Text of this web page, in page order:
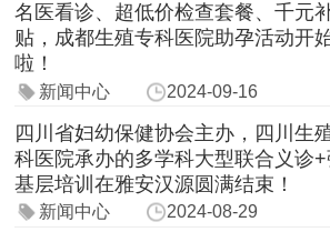
名医看诊、超低价检查套餐、千元
贴，成都生殖专科医院助孕活动开
啦！
新闻中心 2024-09-16
四川省妇幼保健协会主办，四川生
科医院承办的多学科大型联合义诊+
基层培训在雅安汉源圆满结束！
新闻中心 2024-08-29